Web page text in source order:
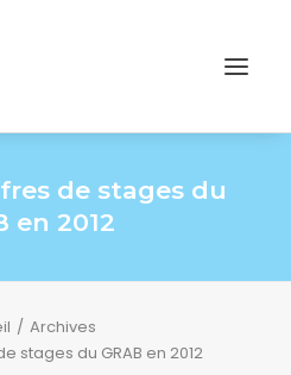
de stages du
en 2012
Archives
stages du GRAB en 2012